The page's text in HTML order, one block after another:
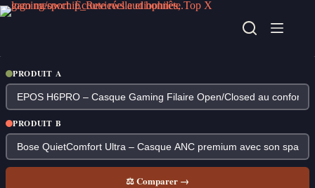
Passer
au
PRODUIT A
PRODUIT B
⚖ Comparer →